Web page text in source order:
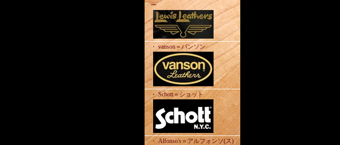
ー
・ vanson＝バンソン
・ Schott＝ショット
・ Alfonso's＝アルフォンソ(ス)